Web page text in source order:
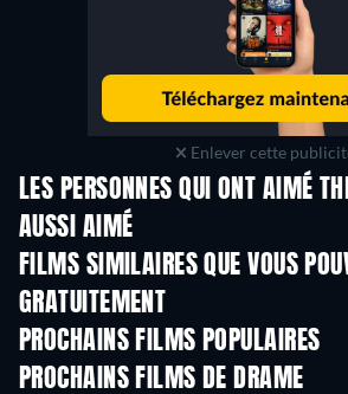
Enlever cette
LES PERSONNES QUI ONT AIMÉ
AUSSI AIMÉ
FILMS SIMILAIRES QUE VOUS
GRATUITEMENT
PROCHAINS FILMS POPULAIRES
PROCHAINS FILMS DE DRAME